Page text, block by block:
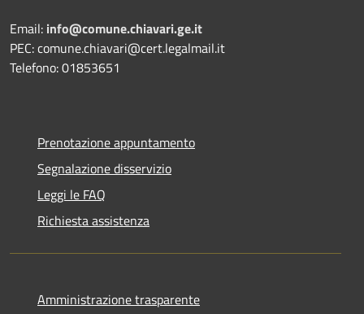
Email: info@comune.chiavari.ge.it
PEC: comune.chiavari@cert.legalmail.it
Telefono: 01853651
Prenotazione appuntamento
Segnalazione disservizio
Leggi le FAQ
Richiesta assistenza
Amministrazione trasparente